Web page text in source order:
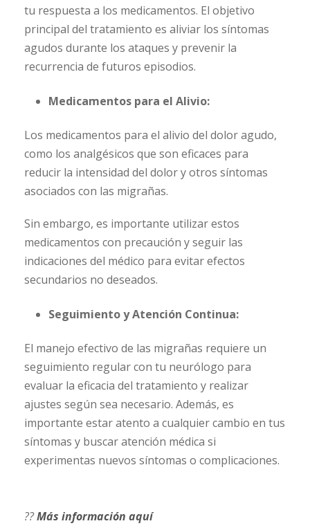
tu respuesta a los medicamentos. El objetivo
principal del tratamiento es aliviar los síntomas
agudos durante los ataques y prevenir la
recurrencia de futuros episodios.
Medicamentos para el Alivio:
Los medicamentos para el alivio del dolor agudo,
como los analgésicos que son eficaces para
reducir la intensidad del dolor y otros síntomas
asociados con las migrañas.
Sin embargo, es importante utilizar estos
medicamentos con precaución y seguir las
indicaciones del médico para evitar efectos
secundarios no deseados.
Seguimiento y Atención Continua:
El manejo efectivo de las migrañas requiere un
seguimiento regular con tu neurólogo para
evaluar la eficacia del tratamiento y realizar
ajustes según sea necesario. Además, es
importante estar atento a cualquier cambio en tus
síntomas y buscar atención médica si
experimentas nuevos síntomas o complicaciones.
??Más información aquí